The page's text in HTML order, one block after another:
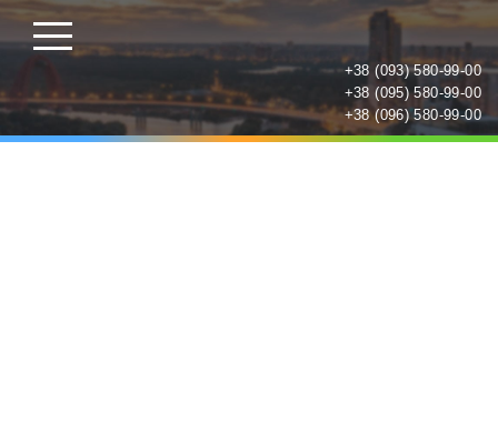
+38 (093) 580-99-00
+38 (095) 580-99-00
+38 (096) 580-99-00